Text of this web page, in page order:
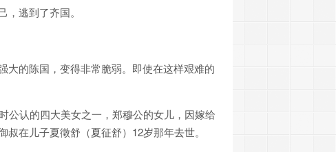
逃到了齐国。
大的陈国，变得非常脆弱。即使在这样艰难的
公认的四大美女之一，郑穆公的女儿，因嫁给
在儿子夏徵舒（夏征舒）12岁那年去世。